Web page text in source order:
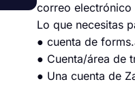
correo electrónico
Lo que necesitas
● cuenta de
● Cuenta/área de
● Una cuenta de